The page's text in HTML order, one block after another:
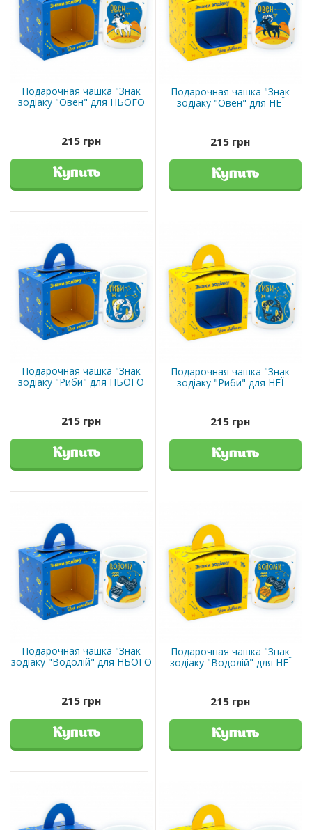
Подарочная чашка "Знак
зодіаку "Овен" для НЬОГО
215 грн
Купить
Подарочная чашка "Знак
зодіаку "Овен" для НЕЇ
215 грн
Купить
Подарочная чашка "Знак
зодіаку "Риби" для НЬОГО
215 грн
Купить
Подарочная чашка "Знак
зодіаку "Риби" для НЕЇ
215 грн
Купить
Подарочная чашка "Знак
зодіаку "Водолій" для НЬОГО
215 грн
Купить
Подарочная чашка "Знак
зодіаку "Водолій" для НЕЇ
215 грн
Купить